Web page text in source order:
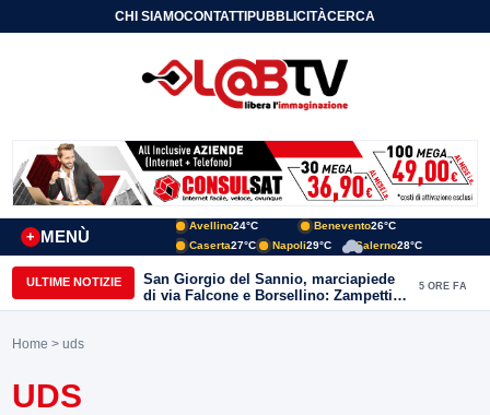
CHI SIAMOCONTATTIPUBBLICITÀCERCA
MENÙ
+
Avellino24°C Benevento26°C
Caserta27°C Napoli29°C Salerno28°C
ULTIME NOTIZIE
San Giorgio del Sannio, marciapiede
di via Falcone e Borsellino: Zampetti e
Lombardi replicano alle polemiche
5 ORE FA
Home > uds
UDS